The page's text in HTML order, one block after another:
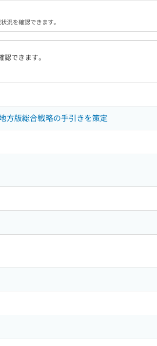
況を確認できます。
できます。
方版総合戦略の手引きを策定